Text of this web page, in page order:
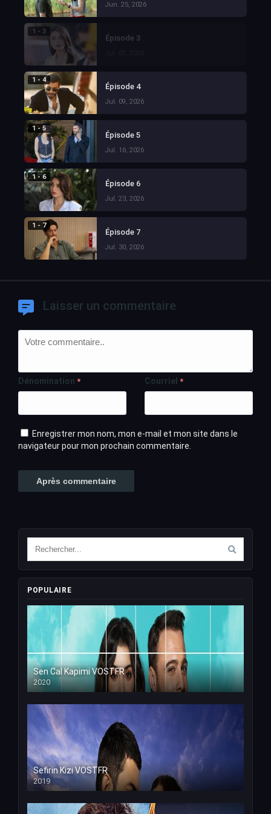
Jun. 25, 2026
1 - 3
Épisode 3
1 - 4
Épisode 4
Jul. 09, 2026
1 - 5
Épisode 5
Jul. 16, 2026
1 - 6
Épisode 6
Jul. 23, 2026
1 - 7
Épisode 7
Jul. 30, 2026
Laisser un commentaire
Dénomination * Courriel *
Enregistrer mon nom, mon e-mail et mon site dans le
navigateur pour mon prochain commentaire.
POPULAIRE
Sen Cal Kapimi VOSTFR
2020
Sefirin Kizi VOSTFR
2019